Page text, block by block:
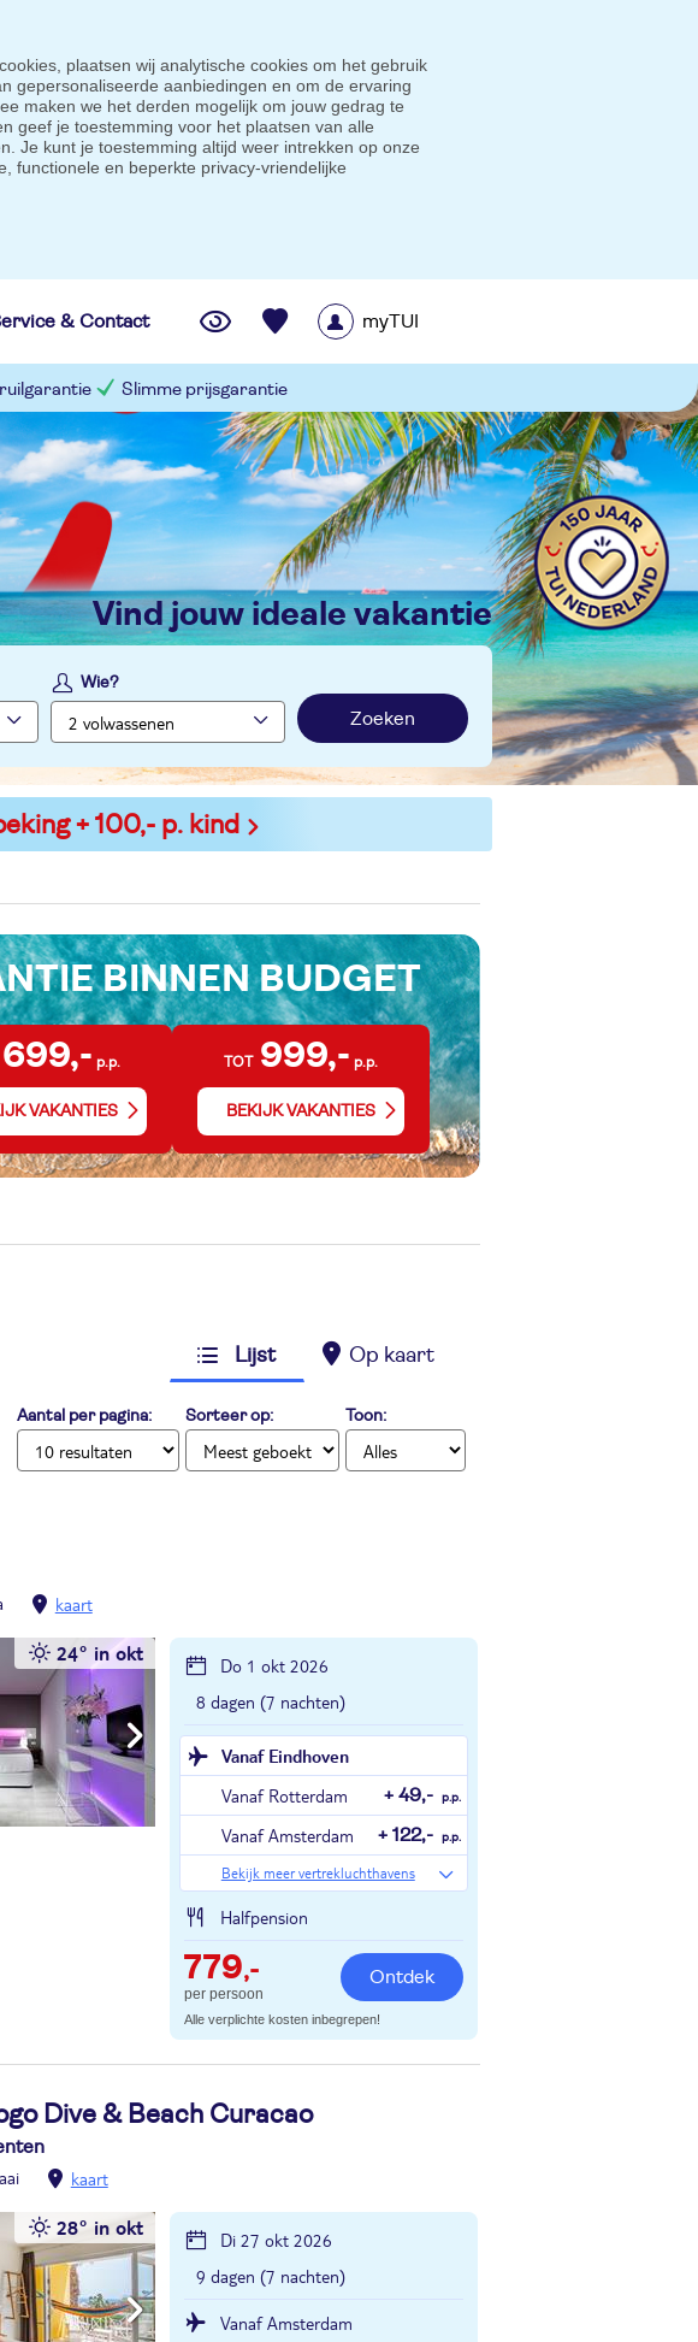
plaatsen wij analytische cookies om het gebruik
gepersonaliseerde aanbiedingen en om de ervaring
maken we het derden mogelijk om jouw gedrag te
geef je toestemming voor het plaatsen van alle
Je kunt je toestemming altijd weer intrekken op onze
functionele en beperkte privacy-vriendelijke
& Contact myTUI
Slimme prijsgarantie
vind jouw ideale vakantie
Wie?
Zoeken
+ 100,- p. kind
BINNEN BUDGET
699,- p.p.
VAKANTIES
TOT 999,- p.p.
BEKIJK VAKANTIES
Lijst Op kaart
Aantal per pagina: Sorteer op: Toon:
kaart
24° in okt
Do 1 okt 2026
8 dagen (7 nachten)
Vanaf Eindhoven
Vanaf Rotterdam
+ 49,- p.p.
Vanaf Amsterdam + 122,- p.p.
Bekijk meer vertrekluchthavens
Halfpension
779,-
per persoon
Ontdek
Alle verplichte kosten inbegrepen!
Dive & Beach Curacao
kaart
28° in okt
Di 27 okt 2026
9 dagen (7 nachten)
Vanaf Amsterdam